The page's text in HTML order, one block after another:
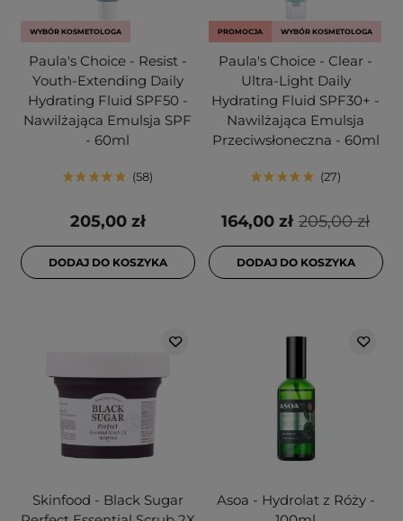
WYBÓR KOSMETOLOGA
Paula's Choice - Resist -
Youth-Extending Daily
Hydrating Fluid SPF50 -
Nawilżająca Emulsja SPF
- 60ml
58
205,00 zł
DODAJ DO KOSZYKA
PROMOCJA WYBÓR KOSMETOLOGA
Paula's Choice - Clear -
Ultra-Light Daily
Hydrating Fluid SPF30+ -
Nawilżająca Emulsja
Przeciwsłoneczna - 60ml
27
205,00 zł
164,00 zł
DODAJ DO KOSZYKA
Skinfood - Black Sugar
Asoa - Hydrolat z Róży -